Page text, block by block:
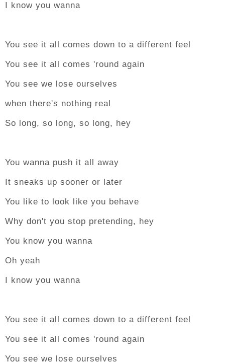
I know you wanna
You see it all comes down to a different feel
You see it all comes 'round again
You see we lose ourselves
when there's nothing real
So long, so long, so long, hey
You wanna push it all away
It sneaks up sooner or later
You like to look like you behave
Why don't you stop pretending, hey
You know you wanna
Oh yeah
I know you wanna
You see it all comes down to a different feel
You see it all comes 'round again
You see we lose ourselves